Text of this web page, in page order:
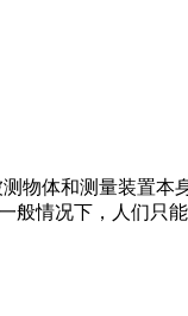
物体和测量装置本
情况下，人们只